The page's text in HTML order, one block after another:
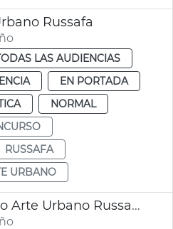
Russafa
LAS AUDIENCIAS
EN PORTADA
NORMAL
RUSSAFA
URBANO
Segundo Concurso Arte Urbano Russafa Ayuntamiento Valéncia